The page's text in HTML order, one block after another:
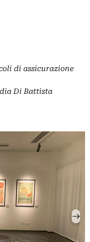
di assicurazione
Di Battista